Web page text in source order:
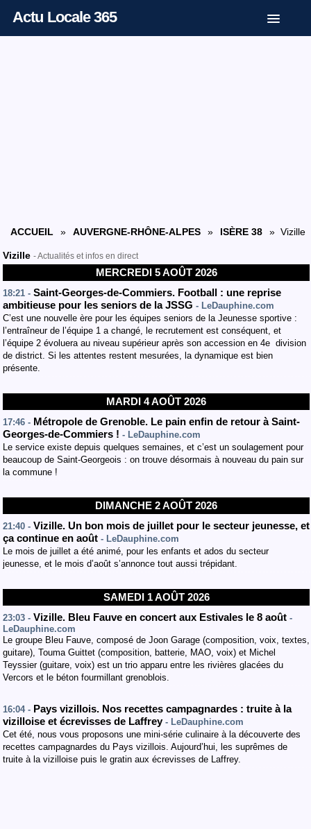
Actu Locale 365
ACCUEIL » AUVERGNE-RHÔNE-ALPES » ISÈRE 38 » Vizille
Vizille - Actualités et infos en direct
MERCREDI 5 AOÛT 2026
18:21 - Saint-Georges-de-Commiers. Football : une reprise
ambitieuse pour les seniors de la JSSG - LeDauphine.com
C’est une nouvelle ère pour les équipes seniors de la Jeunesse sportive :
l’entraîneur de l’équipe 1 a changé, le recrutement est conséquent, et
l’équipe 2 évoluera au niveau supérieur après son accession en 4e division
de district. Si les attentes restent mesurées, la dynamique est bien
présente.
MARDI 4 AOÛT 2026
17:46 - Métropole de Grenoble. Le pain enfin de retour à Saint-
Georges-de-Commiers ! - LeDauphine.com
Le service existe depuis quelques semaines, et c’est un soulagement pour
beaucoup de Saint-Georgeois : on trouve désormais à nouveau du pain sur
la commune !
DIMANCHE 2 AOÛT 2026
21:40 - Vizille. Un bon mois de juillet pour le secteur jeunesse, et
ça continue en août - LeDauphine.com
Le mois de juillet a été animé, pour les enfants et ados du secteur
jeunesse, et le mois d’août s’annonce tout aussi trépidant.
SAMEDI 1 AOÛT 2026
23:03 - Vizille. Bleu Fauve en concert aux Estivales le 8 août -
LeDauphine.com
Le groupe Bleu Fauve, composé de Joon Garage (composition, voix, textes,
guitare), Touma Guittet (composition, batterie, MAO, voix) et Michel
Teyssier (guitare, voix) est un trio apparu entre les rivières glacées du
Vercors et le béton fourmillant grenoblois.
16:04 - Pays vizillois. Nos recettes campagnardes : truite à la
vizilloise et écrevisses de Laffrey - LeDauphine.com
Cet été, nous vous proposons une mini-série culinaire à la découverte des
recettes campagnardes du Pays vizillois. Aujourd’hui, les suprêmes de
truite à la vizilloise puis le gratin aux écrevisses de Laffrey.